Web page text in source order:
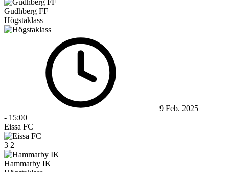
Gudhberg FF
Högstaklass
9 Feb. 2025
- 15:00
Eissa FC
3 2
Hammarby IK